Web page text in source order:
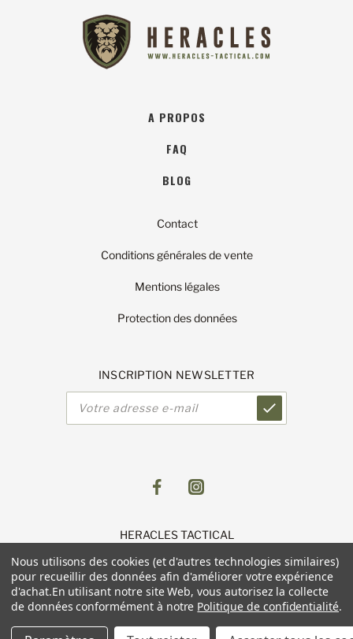
A PROPOS
FAQ
BLOG
Contact
Conditions générales de vente
Mentions légales
Protection des données
INSCRIPTION NEWSLETTER
HERACLES TACTICAL
11 Parc du Luetzelfeld
67118 GEISPOLSHEIM
Nous utilisons des cookies (et d'autres technologies similaires)
pour recueillir des données afin d'améliorer votre expérience
d'achat.En utilisant notre site Web, vous autorisez la collecte
de données conformément à notre Politique de confidentialité.